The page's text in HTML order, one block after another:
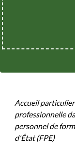
Accueil
professionnelle
personnel de
d'État (FPE)